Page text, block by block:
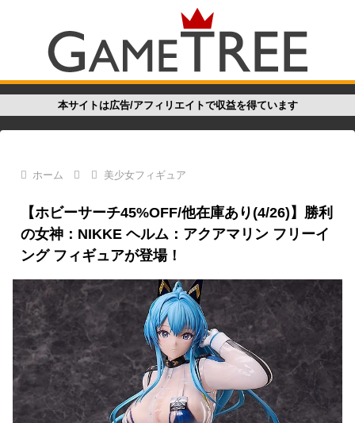
本サイトは広告/アフィリエイトで収益を得ています
ホーム 美少女フィギュア
【ホビーサーチ45%OFF/他在庫あり(4/26)】勝利
の女神：NIKKE ヘルム：アクアマリン フリーイ
ング フィギュアが登場！